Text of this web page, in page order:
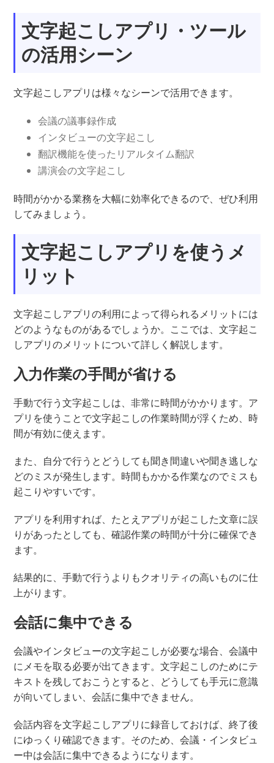
文字起こしアプリ・ツール
の活用シーン
文字起こしアプリは様々なシーンで活用できます。
会議の議事録作成
インタビューの文字起こし
翻訳機能を使ったリアルタイム翻訳
講演会の文字起こし
時間がかかる業務を大幅に効率化できるので、ぜひ利用
してみましょう。
文字起こしアプリを使うメ
リット
文字起こしアプリの利用によって得られるメリットには
どのようなものがあるでしょうか。ここでは、文字起こ
しアプリのメリットについて詳しく解説します。
入力作業の手間が省ける
手動で行う文字起こしは、非常に時間がかかります。ア
プリを使うことで文字起こしの作業時間が浮くため、時
間が有効に使えます。
また、自分で行うとどうしても聞き間違いや聞き逃しな
どのミスが発生します。時間もかかる作業なのでミスも
起こりやすいです。
アプリを利用すれば、たとえアプリが起こした文章に誤
りがあったとしても、確認作業の時間が十分に確保でき
ます。
結果的に、手動で行うよりもクオリティの高いものに仕
上がります。
会話に集中できる
会議やインタビューの文字起こしが必要な場合、会議中
にメモを取る必要が出てきます。文字起こしのためにテ
キストを残しておこうとすると、どうしても手元に意識
が向いてしまい、会話に集中できません。
会話内容を文字起こしアプリに録音しておけば、終了後
にゆっくり確認できます。そのため、会議・インタビュ
ー中は会話に集中できるようになります。